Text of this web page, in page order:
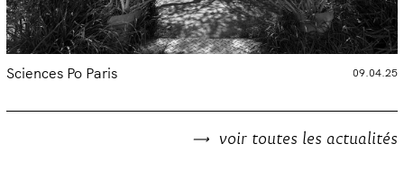
Sciences Po Paris 09.04.25
voir toutes les actualités